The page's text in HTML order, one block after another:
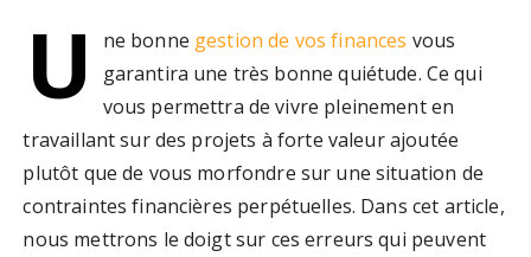
U ne bonne gestion de vos finances vous
garantira une très bonne quiétude. Ce qui
vous permettra de vivre pleinement en
travaillant sur des projets à forte valeur ajoutée
plutôt que de vous morfondre sur une situation de
contraintes financières perpétuelles. Dans cet article,
nous mettrons le doigt sur ces erreurs qui peuvent